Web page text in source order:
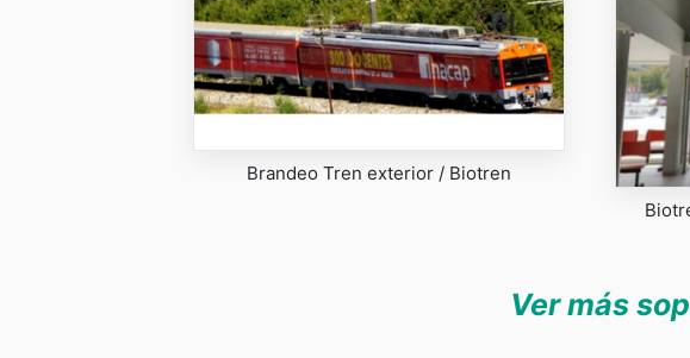
Brandeo Tren exterior / Biotren
Ver más